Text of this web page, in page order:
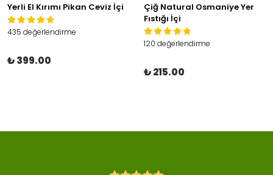
Yerli El Kırımı Pikan Ceviz İçi
435 değerlendirme
₺ 399.00
Çiğ Natural Osmaniye Yer
Fıstığı İçi
120 değerlendirme
₺ 215.00